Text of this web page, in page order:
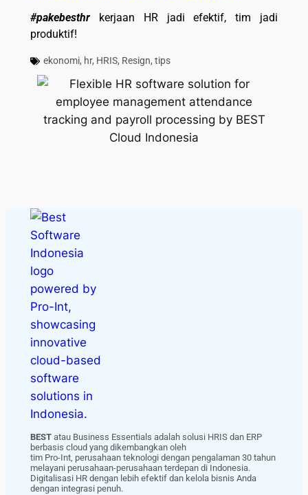
#pakebesthr kerjaan HR jadi efektif, tim jadi
produktif!
ekonomi, hr, HRIS, Resign, tips
BEST atau Business Essentials adalah solusi HRIS dan ERP
berbasis cloud yang dikembangkan oleh
tim Pro-Int, perusahaan teknologi dengan pengalaman 30 tahun
melayani perusahaan-perusahaan terdepan di Indonesia.
Digitalisasi HR dengan lebih efektif dan kelola bisnis Anda
dengan integrasi penuh.